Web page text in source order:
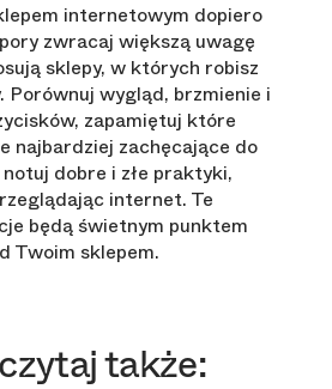
internetowym dopiero
zwracaj większą uwagę
sklepy, w których robisz
Porównuj wygląd, brzmienie i
zapamiętuj które
najbardziej zachęcające do
dobre i złe praktyki,
internet. Te
będą świetnym punktem
Twoim sklepem.
także: